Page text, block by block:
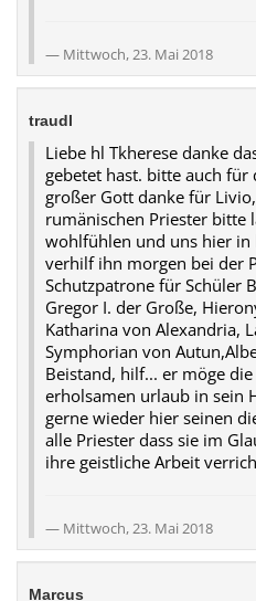
Mittwoch, 23. Mai 2018
traudl
Liebe hl Tkherese danke
gebetet hast. bitte auch für
großer Gott danke für
rumänischen Priester bitte
wohlfühlen und uns hier in
verhilf ihn morgen bei der
Schutzpatrone für Schüler
Gregor I. der Große,
Katharina von Alexandria,
Symphorian von
Beistand, hilf... er möge
erholsamen urlaub in sein
gerne wieder hier seinen
alle Priester dass sie im
ihre geistliche Arbeit
Mittwoch, 23. Mai 2018
Marcus